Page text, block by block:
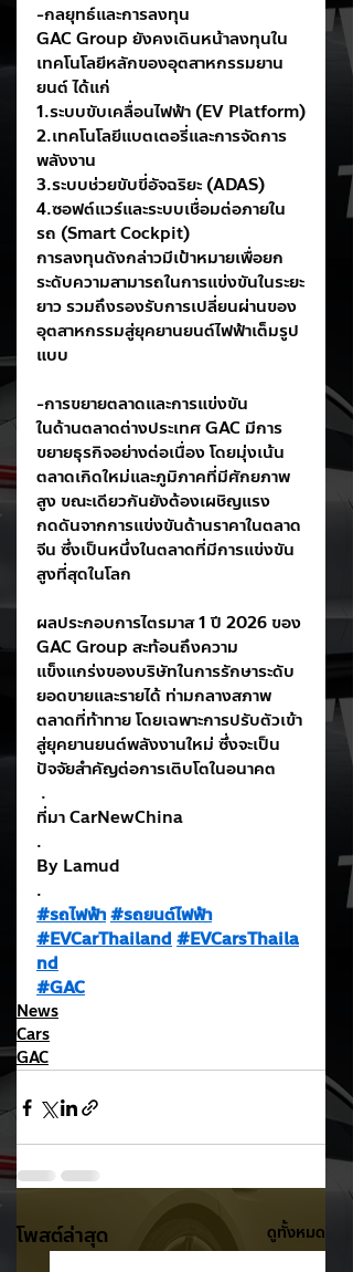
-กลยุทธ์และการลงทุน
GAC Group ยังคงเดินหน้าลงทุนใน
เทคโนโลยีหลักของอุตสาหกรรมยาน
ยนต์ ได้แก่
1.ระบบขับเคลื่อนไฟฟ้า (EV Platform)
2.เทคโนโลยีแบตเตอรี่และการจัดการ
พลังงาน
3.ระบบช่วยขับขี่อัจฉริยะ (ADAS)
4.ซอฟต์แวร์และระบบเชื่อมต่อภายใน
รถ (Smart Cockpit)
การลงทุนดังกล่าวมีเป้าหมายเพื่อยก
ระดับความสามารถในการแข่งขันในระยะ
ยาว รวมถึงรองรับการเปลี่ยนผ่านของ
อุตสาหกรรมสู่ยุคยานยนต์ไฟฟ้าเต็มรูป
แบบ
-การขยายตลาดและการแข่งขัน
ในด้านตลาดต่างประเทศ GAC มีการ
ขยายธุรกิจอย่างต่อเนื่อง โดยมุ่งเน้น
ตลาดเกิดใหม่และภูมิภาคที่มีศักยภาพ
สูง ขณะเดียวกันยังต้องเผชิญแรง
กดดันจากการแข่งขันด้านราคาในตลาด
จีน ซึ่งเป็นหนึ่งในตลาดที่มีการแข่งขัน
สูงที่สุดในโลก
ผลประกอบการไตรมาส 1 ปี 2026 ของ
GAC Group สะท้อนถึงความ
แข็งแกร่งของบริษัทในการรักษาระดับ
ยอดขายและรายได้ ท่ามกลางสภาพ
ตลาดที่ท้าทาย โดยเฉพาะการปรับตัวเข้า
สู่ยุคยานยนต์พลังงานใหม่ ซึ่งจะเป็น
ปัจจัยสำคัญต่อการเติบโตในอนาคต
.
ที่มา CarNewChina
.
By Lamud
.
#รถไฟฟ้า#รถยนต์ไฟฟ้า
#EVCarThailand#EVCarsThaila
nd
#GAC
News
Cars
GAC
โพสต์ล่าสุด ดูทั้งหมด